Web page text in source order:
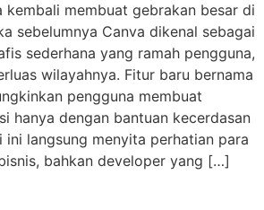
kembali membuat gebrakan besar di
sebelumnya Canva dikenal sebagai
sederhana yang ramah pengguna,
wilayahnya. Fitur baru bernama
pengguna membuat
hanya dengan bantuan kecerdasan
ini langsung menyita perhatian para
bahkan developer yang […]